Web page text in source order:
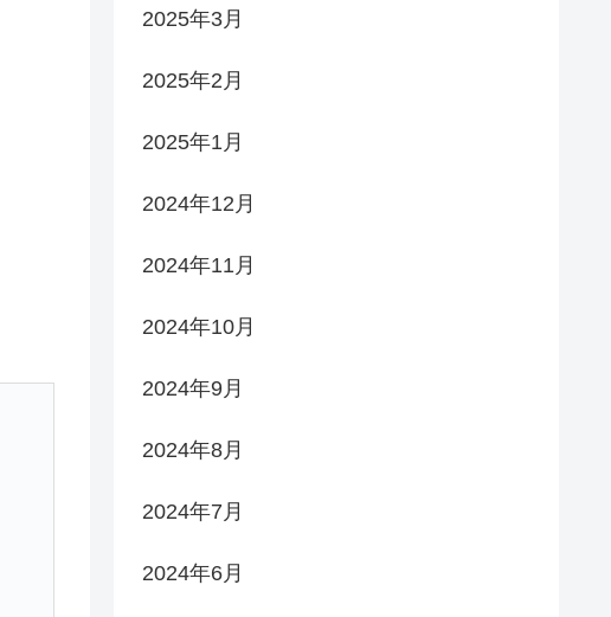
2025年3月
2025年2月
2025年1月
2024年12月
2024年11月
2024年10月
2024年9月
2024年8月
2024年7月
2024年6月